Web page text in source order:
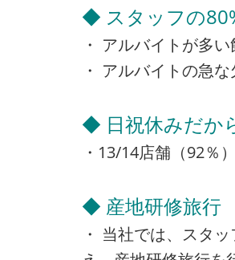
◆ スタッフの
・ アルバイトが多
・ アルバイトの急
◆ 日祝休みだか
・13/14店舗（92％
◆ 産地研修旅行
・ 当社では、スタ